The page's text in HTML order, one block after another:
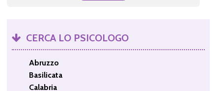
CERCA LO PSICOLOGO
Abruzzo
Basilicata
Calabria